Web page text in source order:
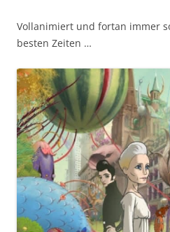
Vollanimiert und fortan immer
besten Zeiten …